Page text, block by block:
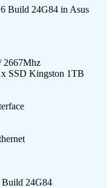
Build 24G84 in Asus
2667Mhz
SSD Kingston 1TB
Build 24G84